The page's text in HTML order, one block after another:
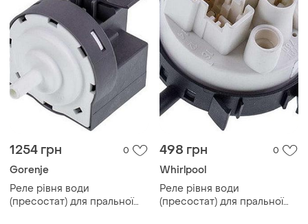
1254 грн 0
Gorenje
Реле рівня води
(пресостат) для пральної
498 грн 0
Whirlpool
Реле рівня води
(пресостат) для пральної